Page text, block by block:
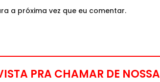
a próxima vez que eu comentar.
PRA CHAMAR DE NOSSA